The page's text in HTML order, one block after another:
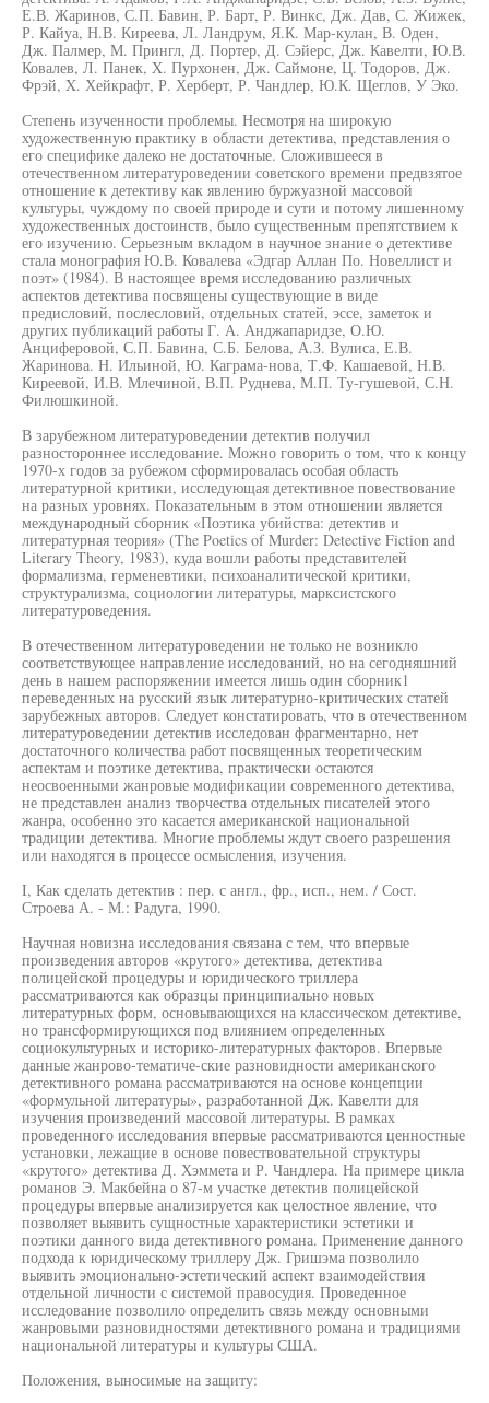
Е.В. Жаринов, С.П. Бавин, Р. Барт, Р. Винкс, Дж. Дав, С. Жижек,
Р. Кайуа, Н.В. Киреева, Л. Ландрум, Я.К. Мар-кулан, В. Оден,
Дж. Палмер, М. Прингл, Д. Портер, Д. Сэйерс, Дж. Кавелти, Ю.В.
Ковалев, Л. Панек, X. Пурхонен, Дж. Саймоне, Ц. Тодоров, Дж.
Фрэй, X. Хейкрафт, Р. Херберт, Р. Чандлер, Ю.К. Щеглов, У Эко.
Степень изученности проблемы. Несмотря на широкую
художественную практику в области детектива, представления о
его специфике далеко не достаточные. Сложившееся в
отечественном литературоведении советского времени предвзятое
отношение к детективу как явлению буржуазной массовой
культуры, чуждому по своей природе и сути и потому лишенному
художественных достоинств, было существенным препятствием к
его изучению. Серьезным вкладом в научное знание о детективе
стала монография Ю.В. Ковалева «Эдгар Аллан По. Новеллист и
поэт» (1984). В настоящее время исследованию различных
аспектов детектива посвящены существующие в виде
предисловий, послесловий, отдельных статей, эссе, заметок и
других публикаций работы Г. А. Анджапаридзе, О.Ю.
Анциферовой, С.П. Бавина, С.Б. Белова, А.З. Вулиса, Е.В.
Жаринова. Н. Ильиной, Ю. Каграма-нова, Т.Ф. Кашаевой, Н.В.
Киреевой, И.В. Млечиной, В.П. Руднева, М.П. Ту-гушевой, С.Н.
Филюшкиной.
В зарубежном литературоведении детектив получил
разностороннее исследование. Можно говорить о том, что к концу
1970-х годов за рубежом сформировалась особая область
литературной критики, исследующая детективное повествование
на разных уровнях. Показательным в этом отношении является
международный сборник «Поэтика убийства: детектив и
литературная теория» (The Poetics of Murder: Detective Fiction and
Literary Theory, 1983), куда вошли работы представителей
формализма, герменевтики, психоаналитической критики,
структурализма, социологии литературы, марксистского
литературоведения.
В отечественном литературоведении не только не возникло
соответствующее направление исследований, но на сегодняшний
день в нашем распоряжении имеется лишь один сборник1
переведенных на русский язык литературно-критических статей
зарубежных авторов. Следует констатировать, что в отечественном
литературоведении детектив исследован фрагментарно, нет
достаточного количества работ посвященных теоретическим
аспектам и поэтике детектива, практически остаются
неосвоенными жанровые модификации современного детектива,
не представлен анализ творчества отдельных писателей этого
жанра, особенно это касается американской национальной
традиции детектива. Многие проблемы ждут своего разрешения
или находятся в процессе осмысления, изучения.
I, Как сделать детектив : пер. с англ., фр., исп., нем. / Сост.
Строева А. - М.: Радуга, 1990.
Научная новизна исследования связана с тем, что впервые
произведения авторов «крутого» детектива, детектива
полицейской процедуры и юридического триллера
рассматриваются как образцы принципиально новых
литературных форм, основывающихся на классическом детективе,
но трансформирующихся под влиянием определенных
социокультурных и историко-литературных факторов. Впервые
данные жанрово-тематиче-ские разновидности американского
детективного романа рассматриваются на основе концепции
«формульной литературы», разработанной Дж. Кавелти для
изучения произведений массовой литературы. В рамках
проведенного исследования впервые рассматриваются ценностные
установки, лежащие в основе повествовательной структуры
«крутого» детектива Д. Хэммета и Р. Чандлера. На примере цикла
романов Э. Макбейна о 87-м участке детектив полицейской
процедуры впервые анализируется как целостное явление, что
позволяет выявить сущностные характеристики эстетики и
поэтики данного вида детективного романа. Применение данного
подхода к юридическому триллеру Дж. Гришэма позволило
выявить эмоционально-эстетический аспект взаимодействия
отдельной личности с системой правосудия. Проведенное
исследование позволило определить связь между основными
жанровыми разновидностями детективного романа и традициями
национальной литературы и культуры США.
Положения, выносимые на защиту: